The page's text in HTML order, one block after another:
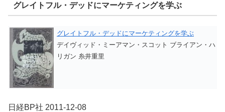
グレイトフル・デッドにマーケティングを学ぶ
グレイトフル・デッドにマーケティングを学ぶ
デイヴィッド・ミーアマン・スコット ブライアン・ハ
リガン 糸井重里
日経BP社 2011-12-08